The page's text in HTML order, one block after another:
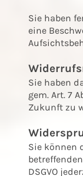
Sie haben
eine
Sie haben
gem. Art. 7
Zukunft zu
Sie können
DSGVO